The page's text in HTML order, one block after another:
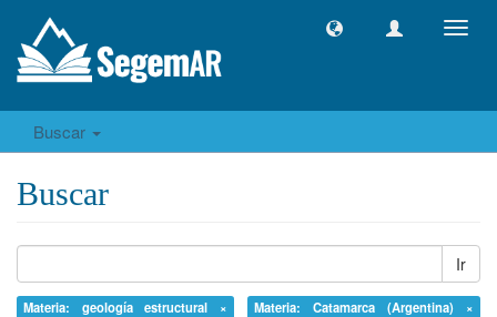
Buscar
Buscar
Ir
Materia: geología estructural ×
Materia: Catamarca (Argentina) ×